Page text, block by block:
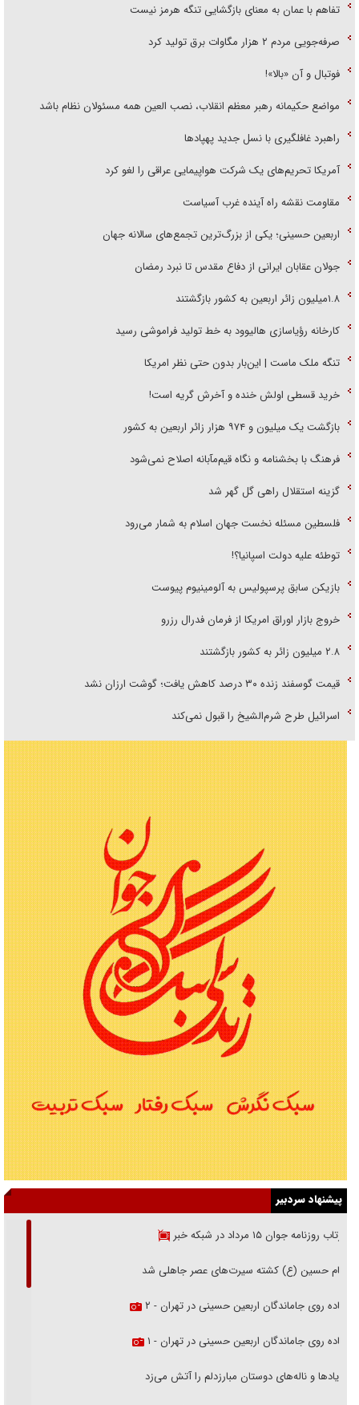
تفاهم با عمان به معنای بازگشایی تنگه هرمز نیست
صرفه‌جویی مردم ۲ هزار مگاوات برق تولید کرد
فوتبال و آن «بالا»!
مواضع حکیمانه رهبر معظم انقلاب، نصب العین همه مسئولان نظام باشد
راهبرد غافلگیری با نسل جدید پهپاد‌ها
آمریکا تحریم‌های یک شرکت هواپیمایی عراقی را لغو کرد
مقاومت نقشه راه آینده غرب آسیاست
اربعین حسینی؛ یکی از بزرگ‌ترین تجمع‌های سالانه جهان
جولان عقابان ایرانی از دفاع مقدس تا نبرد رمضان
۱.۸میلیون زائر اربعین به کشور بازگشتند
کارخانه رؤیاسازی هالیوود به خط تولید فراموشی رسید
تنگه ملک ماست | این‌بار بدون حتی نظر امریکا
خرید قسطی اولش خنده و آخرش گریه است!
بازگشت یک میلیون و ۹۷۴ هزار زائر اربعین به کشور
فرهنگ با بخشنامه و نگاه قیم‌مآبانه اصلاح نمی‌شود
گزینه استقلال راهی گل گهر شد
فلسطین مسئله نخست جهان اسلام به شمار می‌رود
توطئه علیه دولت اسپانیا؟!
بازیکن سابق پرسپولیس به آلومینیوم پیوست
خروج بازار اوراق امریکا از فرمان فدرال رزرو
۲.۸ میلیون زائر به کشور بازگشتند
قیمت گوسفند زنده ۳۰ درصد کاهش یافت؛ گوشت ارزان نشد
اسرائیل طرح شرم‌الشیخ را قبول نمی‌کند
پیشنهاد سردبیر
بازتاب روزنامه جوان ۱۵ مرداد در شبکه خبر
امام حسین (ع) کشته سیرت‌های عصر جاهلی شد
پیاده روی جاماندگان اربعین حسینی در تهران - ۲
پیاده روی جاماندگان اربعین حسینی در تهران - ۱
فریاد‌ها و ناله‌های دوستان مبارزدلم را آتش می‌زد